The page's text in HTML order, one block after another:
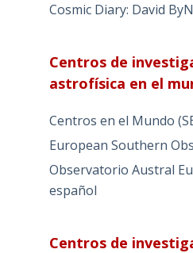
Cosmic Diary: David ByN
Centros de
astrofísica en el
Centros en el Mundo
European Southern
Observatorio Austral
español
Centros de